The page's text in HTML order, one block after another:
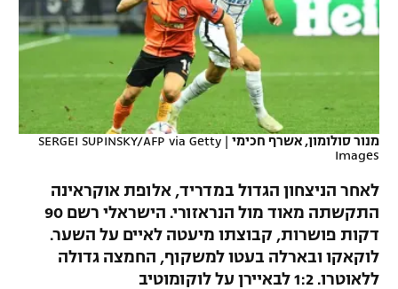
רץ ברשת
תוצאות
לוח שידורים
נבחרת ישראל
בית"ר ירושלים
מכבי תל אביב
הפועל תל אביב
הפועל חיפה
הפועל באר שבע
ליגה ספרדית
ליגה צרפתית
ליגה טורקית
ליגה סינית
כדורסל נשים
הפועל ירושלים
דני אבדיה
יורוליג
יורוקאפ
כדורעף
ג'ודו
אגרוף
מנור סולומון, אשרף חכימי |
SERGEI SUPINSKY/AFP via Getty
Images
לאחר הניצחון הגדול במדריד, אלופת אוקראינה
התקשתה מאוד מול הנראזורי. הישראלי רשם 90
דקות פושרות, קבוצתו מיעטה לאיים על השער.
לוקאקו ובארלה בעטו למשקוף, החמצה גדולה
ללאוטרו. 1:2 לבאיירן על לוקומוטיב